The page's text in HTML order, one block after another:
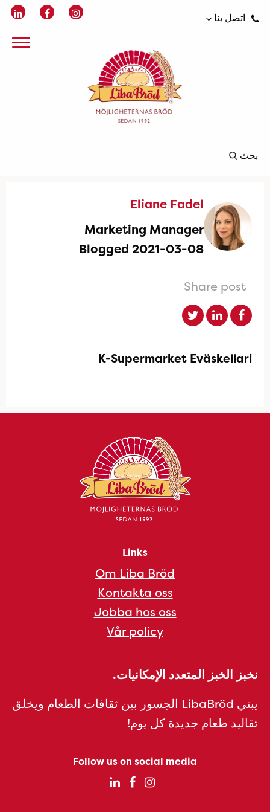
اتصل بنا
بحث
Eliane Fadel
Marketing Manager
Blogged 2021-03-08
Share post
K-Supermarket Eväskellari
Links
Om Liba Bröd
Kontakta oss
Jobba hos oss
Vår policy
نخبز الخبز المتعدد الإمكانيات.
يبني LibaBröd الجسور بين ثقافات الطعام ويخلق
تقاليد طعام جديدة كل يوم!
Follow us on social media